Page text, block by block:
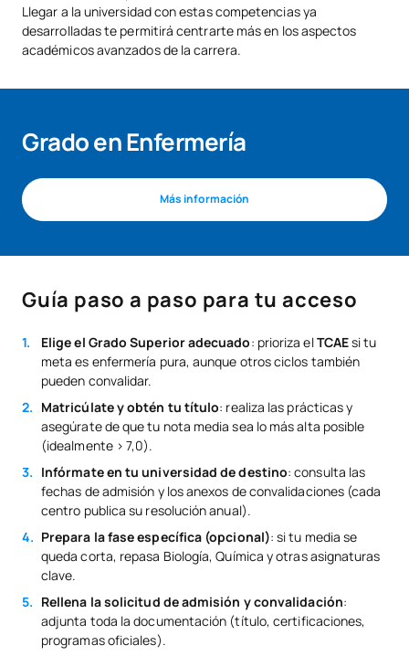
Llegar a la universidad con estas competencias ya
desarrolladas te permitirá centrarte más en los aspectos
académicos avanzados de la carrera.
Grado en Enfermería
Más información
Guía paso a paso para tu acceso
Elige el Grado Superior adecuado: prioriza elTCAEsi tu
meta es enfermería pura, aunque otros ciclos también
pueden convalidar.
Matricúlate y obtén tu título: realiza las prácticas y
asegúrate de que tu nota media sea lo más alta posible
(idealmente > 7,0).
Infórmate en tu universidad de destino: consulta las
fechas de admisión y los anexos de convalidaciones (cada
centro publica su resolución anual).
Prepara la fase específica (opcional): si tu media se
queda corta, repasa Biología, Química y otras asignaturas
clave.
Rellena la solicitud de admisión y convalidación:
adjunta toda la documentación (título, certificaciones,
programas oficiales).